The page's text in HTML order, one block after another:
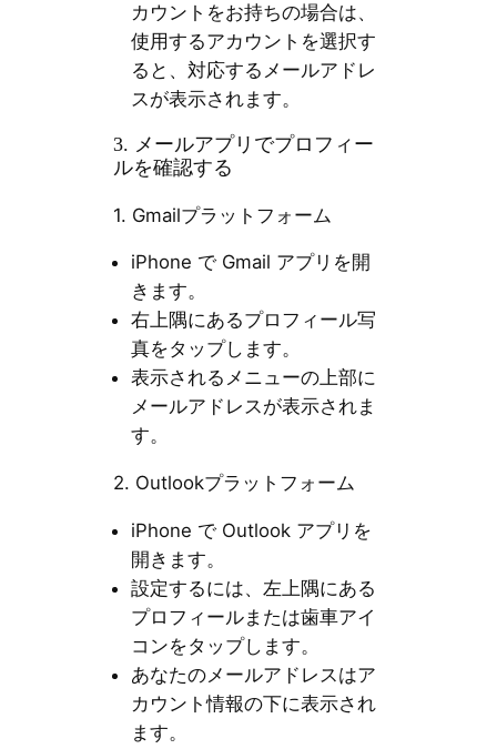
カウントをお持ちの場合は、
使用するアカウントを選択す
ると、対応するメールアドレ
スが表示されます。
3. メールアプリでプロフィー
ルを確認する
1. Gmailプラットフォーム
iPhone で Gmail アプリを開
きます。
右上隅にあるプロフィール写
真をタップします。
表示されるメニューの上部に
メールアドレスが表示されま
す。
2. Outlookプラットフォーム
iPhone で Outlook アプリを
開きます。
設定するには、左上隅にある
プロフィールまたは歯車アイ
コンをタップします。
あなたのメールアドレスはア
カウント情報の下に表示され
ます。